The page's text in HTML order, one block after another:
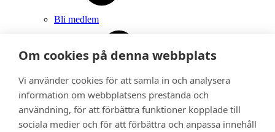
Bli medlem
Om cookies på denna webbplats
Vi använder cookies för att samla in och analysera
information om webbplatsens prestanda och
användning, för att förbättra funktioner kopplade till
sociala medier och för att förbättra och anpassa innehåll